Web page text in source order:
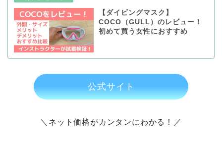
【ダイビングマスク】
COCO（GULL）のレビュー！
初めて買う女性におすすめ
公式サイト
＼ネット価格がカンタンにわかる！／